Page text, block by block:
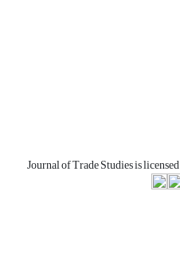
Journal of Trade Studies is